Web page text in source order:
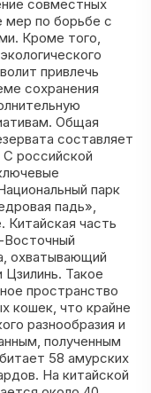
совместных
мер по борьбе с
Кроме того,
привлечь
сохранения
Общая
составляет
С российской
парк
падь»,
часть
Восточный
охватывающий
Цзилинь. Такое
пространство
кошек, что крайне
разнообразия и
полученным
58 амурских
На китайской